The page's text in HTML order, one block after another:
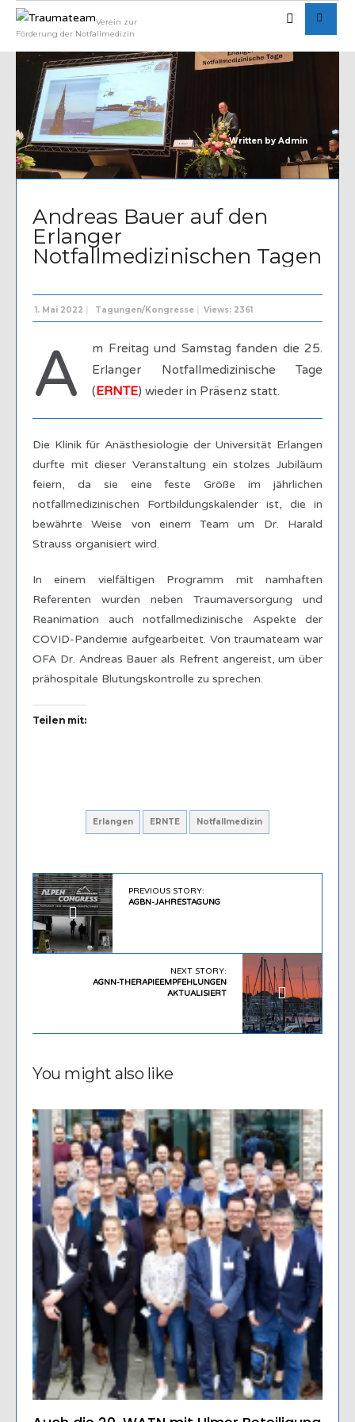
Verein zur
Förderung der Notfallmedizin
Written by Admin
Andreas Bauer auf den
Erlanger
Notfallmedizinischen Tagen
1. Mai 2022 Tagungen/Kongresse Views: 2361
A
m Freitag und Samstag fanden die 25.
Erlanger Notfallmedizinische Tage
(ERNTE) wieder in Präsenz statt.
Die Klinik für Anästhesiologie der Universität Erlangen
durfte mit dieser Veranstaltung ein stolzes Jubiläum
feiern, da sie eine feste Größe im jährlichen
notfallmedizinischen Fortbildungskalender ist, die in
bewährte Weise von einem Team um Dr. Harald
Strauss organisiert wird.
In einem vielfältigen Programm mit namhaften
Referenten wurden neben Traumaversorgung und
Reanimation auch notfallmedizinische Aspekte der
COVID-Pandemie aufgearbeitet. Von traumateam war
OFA Dr. Andreas Bauer als Refrent angereist, um über
prähospitale Blutungskontrolle zu sprechen.
Teilen mit:
Erlangen ERNTE Notfallmedizin
PREVIOUS STORY:
AGBN-JAHRESTAGUNG
NEXT STORY:
AGNN-THERAPIEEMPFEHLUNGEN
AKTUALISIERT
You might also like